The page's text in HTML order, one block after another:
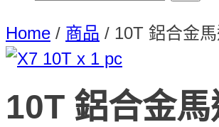
Home / 商品 / 10T 鋁合金
10T 鋁合金